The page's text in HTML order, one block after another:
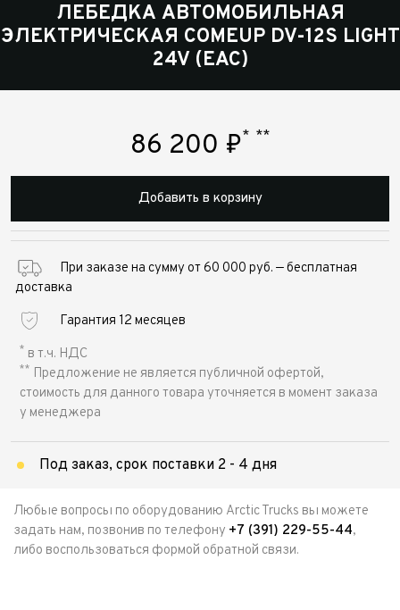
ЛЕБЕДКА АВТОМОБИЛЬНАЯ
ЭЛЕКТРИЧЕСКАЯ COMEUP DV-12S LIGHT
24V (EAC)
86 200 ₽* **
Добавить в корзину
При заказе на сумму от 60 000 руб. — бесплатная
доставка
Гарантия 12 месяцев
* в т.ч. НДС
** Предложение не является публичной офертой,
стоимость для данного товара уточняется в момент заказа
у менеджера
Под заказ, срок поставки 2 - 4 дня
Любые вопросы по оборудованию Arctic Trucks вы можете
задать нам, позвонив по телефону +7 (391) 229-55-44,
либо воспользоваться формой обратной связи.